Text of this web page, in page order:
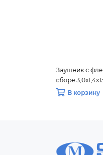
Заушник с
сборе
В корзину